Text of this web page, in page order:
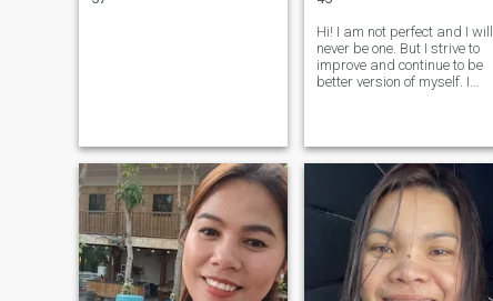
Hi! I am not perfect and I will
never be one. But I strive to
improve and continue to be
better version of myself. I
very open to communicate
and let's grow together! I a